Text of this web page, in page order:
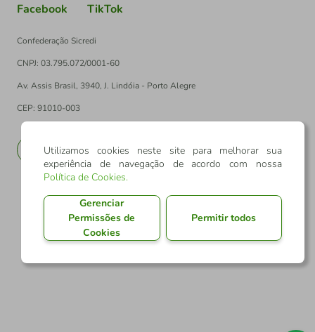
Facebook TikTok
Confederação Sicredi
CNPJ: 03.795.072/0001-60
Av. Assis Brasil, 3940, J. Lindóia - Porto Alegre
CEP: 91010-003
EN
Utilizamos cookies neste site para melhorar sua
experiência de navegação de acordo com nossa
Política de Cookies.
Gerenciar
Permissões de
Cookies
Permitir todos